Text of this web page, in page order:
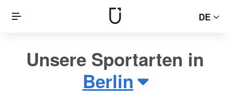
DE
Unsere Sportarten in
Berlin